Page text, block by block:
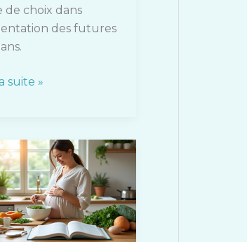
de choix dans
des futures
suite »